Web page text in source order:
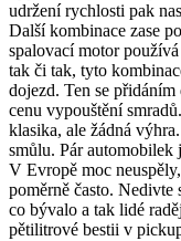
udržení rychlosti pak
Další kombinace zase
spalovací motor
tak či tak, tyto
dojezd. Ten se
cenu vypouštění
klasika, ale žádná
smůlu. Pár automobilek
V Evropě moc
poměrně často. Nedivte
co bývalo a tak lidé
pětilitrové bestii v